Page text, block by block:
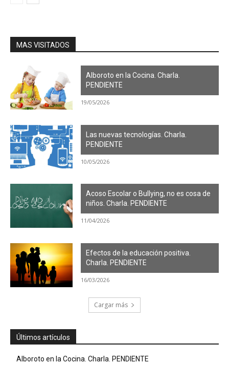
MAS VISITADOS
Alboroto en la Cocina. Charla.
PENDIENTE
19/05/2026
Las nuevas tecnologías. Charla.
PENDIENTE
10/05/2026
Acoso Escolar o Bullying, no es cosa de
niños. Charla. PENDIENTE
11/04/2026
Efectos de la educación positiva.
Charla. PENDIENTE
16/03/2026
Cargar más
Últimos artículos
Alboroto en la Cocina. Charla. PENDIENTE